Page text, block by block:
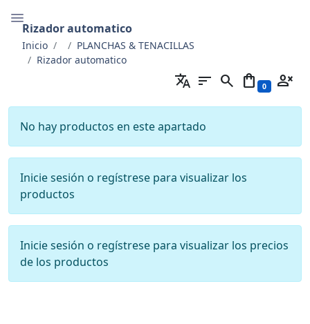
Rizador automatico
Inicio
PLANCHAS & TENACILLAS
Rizador automatico
translate sort search shopping_bag 0 person_cancel
No hay productos en este apartado
Inicie sesión o regístrese para visualizar los
productos
Inicie sesión o regístrese para visualizar los precios
de los productos